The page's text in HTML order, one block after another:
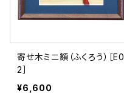
寄せ木ミニ額（ふくろう）［E0
2］
¥6,600